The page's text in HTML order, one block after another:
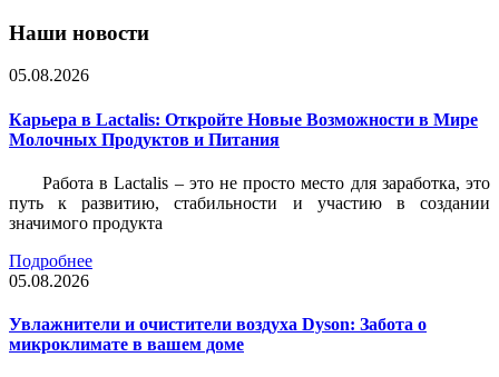
Наши новости
05.08.2026
Карьера в Lactalis: Откройте Новые Возможности в Мире
Молочных Продуктов и Питания
Работа в Lactalis – это не просто место для заработка, это
путь к развитию, стабильности и участию в создании
значимого продукта
Подробнее
05.08.2026
Увлажнители и очистители воздуха Dyson: Забота о
микроклимате в вашем доме